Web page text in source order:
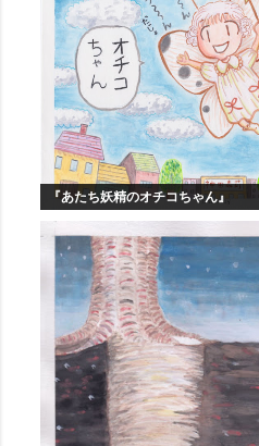
『あたち妖精のオチコちゃん』